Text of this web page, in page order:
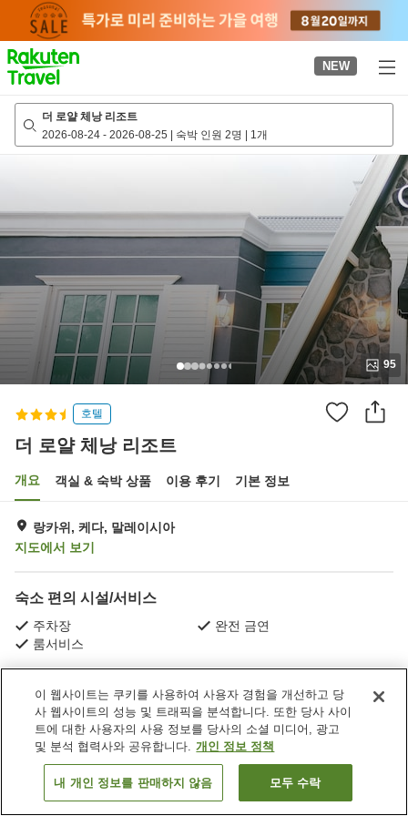
page
NEW
더 로얄 체낭 리조트
2026-08-24 - 2026-08-25 | 숙박 인원 2명 | 1개
95
호텔
더 로얄 체낭 리조트
개요 객실 & 숙박 상품 이용 후기 기본 정보
랑카위, 케다, 말레이시아
지도에서 보기
숙소 편의 시설/서비스
주차장
완전 금연
룸서비스
말레이시아 케다 랑카위 더 로얄 체낭 리조트
객실 보기
이 웹사이트는 쿠키를 사용하여 사용자 경험을 개선하고 당
사 웹사이트의 성능 및 트래픽을 분석합니다. 또한 당사 사이
트에 대한 사용자의 사용 정보를 당사의 소셜 미디어, 광고
및 분석 협력사와 공유합니다. 개인 정보 정책
내 개인 정보를 판매하지 않음 모두 수락